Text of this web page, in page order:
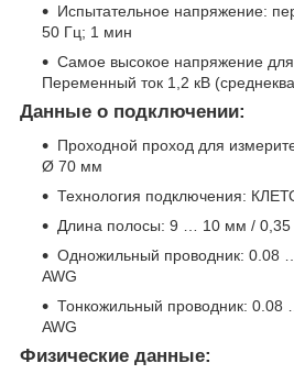
Испытательное напряжение:
50 Гц; 1 мин
Самое высокое напряжение
Переменный ток 1,2 кВ
Данные о подключении:
Проходной проход для
Ø 70 мм
Технология подключения:
Длина полосы: 9 … 10 мм /
Одножильный проводник: 0.08
AWG
Тонкожильный проводник:
AWG
Физические данные: